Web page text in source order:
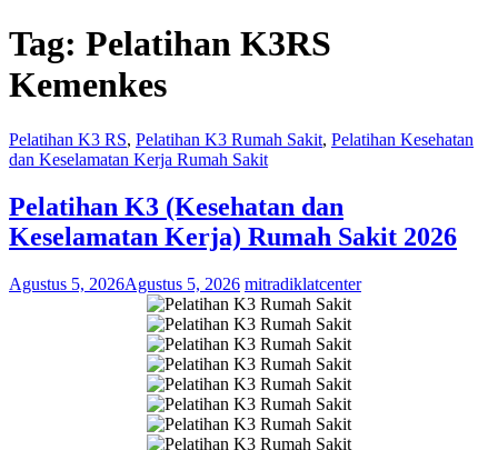
Tag: Pelatihan K3RS
Kemenkes
Pelatihan K3 RS, Pelatihan K3 Rumah Sakit, Pelatihan Kesehatan
dan Keselamatan Kerja Rumah Sakit
Pelatihan K3 (Kesehatan dan
Keselamatan Kerja) Rumah Sakit 2026
Agustus 5, 2026Agustus 5, 2026 mitradiklatcenter